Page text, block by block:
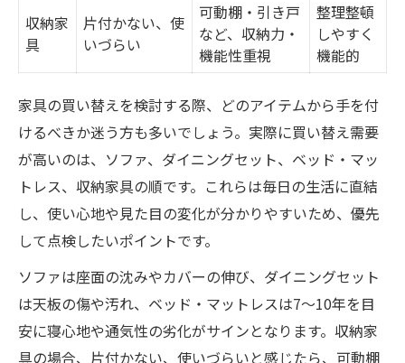
収納家
具
片付かない、使
いづらい
可動棚・引き戸
など、収納力・
機能性重視
整理整頓
しやすく
機能的
家具の買い替えを検討する際、どのアイテムから手を付
けるべきか迷う方も多いでしょう。実際に買い替え需要
が高いのは、ソファ、ダイニングセット、ベッド・マッ
トレス、収納家具の順です。これらは毎日の生活に直結
し、使い心地や見た目の変化が分かりやすいため、優先
して点検したいポイントです。
ソファは座面の沈みやカバーの伸び、ダイニングセット
は天板の傷や汚れ、ベッド・マットレスは7〜10年を目
安に寝心地や通気性の劣化がサインとなります。収納家
具の場合、片付かない、使いづらいと感じたら、可動棚